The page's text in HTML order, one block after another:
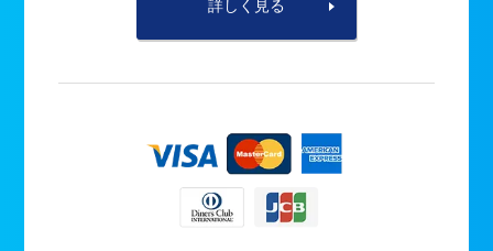
詳しく見る